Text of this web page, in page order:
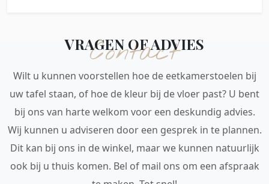
Contact
VRAGEN OF ADVIES
Wilt u kunnen voorstellen hoe de eetkamerstoelen bij
uw tafel staan, of hoe de kleur bij de vloer past? U bent
bij ons van harte welkom voor een deskundig advies.
Wij kunnen u adviseren door een gesprek in te plannen.
Dit kan bij ons in de winkel, maar we kunnen natuurlijk
ook bij u thuis komen. Bel of mail ons om een afspraak